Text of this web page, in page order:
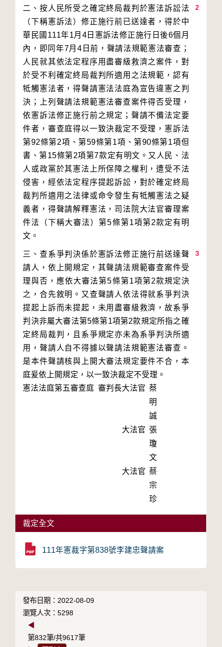
2
二、按人民所受之確定終局裁判於憲法訴訟法
（下稱憲訴法）修正施行前已送達者，得於中
華民國111年1月4日憲訴法修正施行日後6個月
內，即同年7月4日前，聲請法規範憲法審查；
人民就其依法定程序用盡審級救濟之案件，對
於受不利確定終局裁判所適用之法規範，認有
牴觸憲法者，得聲請憲法法庭為宣告違憲之判
決；上列聲請法規範憲法審查案件得否受理，
依憲訴法修正施行前之規定；聲請不備法定要
件者，審查庭得以一致決裁定不受理，憲訴法
第92條第2項、第59條第1項、第90條第1項但
書、第15條第2項第7款定有明文。又人民、法
人或政黨於其憲法上所保障之權利，遭受不法
侵害，經依法定程序提起訴訟，對於確定終局
裁判所適用之法律或命令發生有牴觸憲法之疑
義者，得聲請解釋憲法，司法院大法官審理案
件法（下稱大審法）第5條第1項第2款定有明
3
三、查系爭判決係於憲訴法修正施行前送達聲
請人，依上開規定，其聲請法規範審查案件受
理與否，應依大審法第5條第1項第2款規定決
之，合先敘明。又查聲請人依法得就系爭判決
提起上訴而未提起，未用盡審級救濟，故系爭
判決非屬大審法第5條第1項第2款規定所指之確
定終局裁判，且系爭規定亦未為系爭判決所適
用，聲請人自不得據以聲請法規範憲法審查。
是本件聲請核與上開大審法規定要件不合，本
庭爰依上開規定，以一致決裁定不受理。
憲法法庭第五審查庭 審判長大法官 蔡
明
誠
大法官 張
瓊
文
大法官 蔡
宗
珍
裁定全文
111年憲裁字第838號李建忠聲請案
發布日期：2022-08-09
瀏覽人次：5298
◀
第832筆/共9617筆